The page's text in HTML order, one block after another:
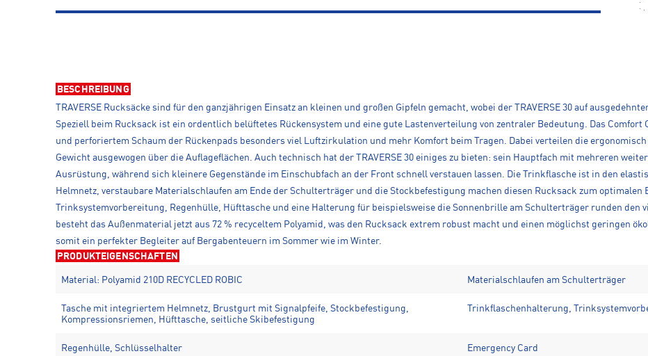
BESCHREIBUNG
TRAVERSE Rucksäcke sind für den ganzjährigen Einsatz an kleinen und großen Gipfeln gemacht, wobei der TRAVERSE 30 auf
Speziell beim Rucksack ist ein ordentlich belüftetes Rückensystem und eine gute Lastenverteilung von zentraler Bedeutung. Das
und perforiertem Schaum der Rückenpads besonders viel Luftzirkulation und mehr Komfort beim Tragen. Dabei verteilen die
Gewicht ausgewogen über die Auflageflächen. Auch technisch hat der TRAVERSE 30 einiges zu bieten: sein Hauptfach mit mehreren
Ausrüstung, während sich kleinere Gegenstände im Einschubfach an der Front schnell verstauen lassen. Die Trinkflasche ist in den
Helmnetz, verstaubare Materialschlaufen am Ende der Schulterträger und die Stockbefestigung machen diesen Rucksack zum optimalen
Trinksystemvorbereitung, Regenhülle, Hüfttasche und eine Halterung für beispielsweise die Sonnenbrille am Schulterträger runden den
besteht das Außenmaterial jetzt aus 72 % recyceltem Polyamid, was den Rucksack extrem robust macht und einen möglichst geringen
somit ein perfekter Begleiter auf Bergabenteuern im Sommer wie im Winter.
PRODUKTEIGENSCHAFTEN
Material: Polyamid 210D RECYCLED ROBIC Materialschlaufen am Schulterträger
Tasche mit integriertem Helmnetz, Brustgurt mit Signalpfeife, Stockbefestigung,
Kompressionsriemen, Hüfttasche, seitliche Skibefestigung
Trinkflaschenhalterung,
Regenhülle, Schlüsselhalter Emergency Card